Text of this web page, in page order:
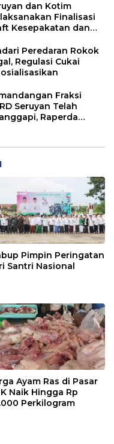
dan Kotim
Finalisasi
Kesepakatan dan
Peredaran Rokok
Regulasi Cukai
Fraksi
Seruyan Telah
Raperda
Pimpin Peringatan
Santri Nasional
Ayam Ras di Pasar
Naik Hingga Rp
Perkilogram